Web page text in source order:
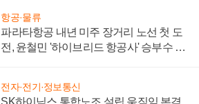
항공·물류
파라타항공 내년 미주 장거리 노선 첫 도
전, 윤철민 '하이브리드 항공사' 승부수 통
전자·전기·정보통신
SK하이닉스 통합노조 설립 움직임 본격